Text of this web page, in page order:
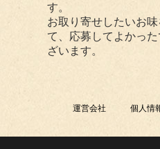
す。
お取り寄せしたいお
て、応募してよかっ
ざいます。
運営会社 個人情